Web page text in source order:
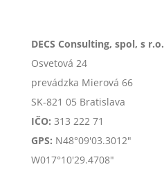
DECS Consulting, spol, s r.o.
Osvetová 24
prevádzka Mierová 66
SK-821 05 Bratislava
IČO: 313 222 71
GPS: N48°09'03.3012"
W017°10'29.4708"